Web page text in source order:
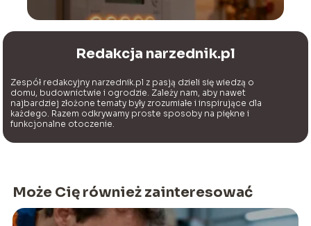
Redakcja narzednik.pl
Zespół redakcyjny narzednik.pl z pasją dzieli się wiedzą o
domu, budownictwie i ogrodzie. Zależy nam, aby nawet
najbardziej złożone tematy były zrozumiałe i inspirujące dla
każdego. Razem odkrywamy proste sposoby na piękne i
funkcjonalne otoczenie.
Może Cię również zainteresować